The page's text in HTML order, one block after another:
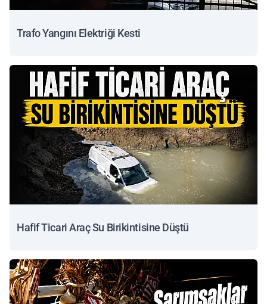
Trafo Yangını Elektriği Kesti
Hafif Ticari Araç Su Birikintisine Düştü